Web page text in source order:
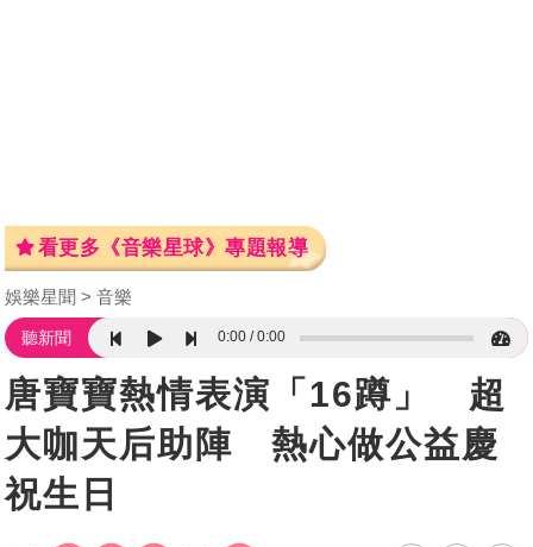
看更多《音樂星球》專題報導
娛樂星聞 音樂
聽新聞 0:00 0:00
唐寶寶熱情表演「16蹲」 超
大咖天后助陣 熱心做公益慶
祝生日